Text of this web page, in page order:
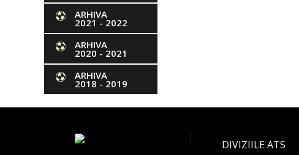
ARHIVA
2021 - 2022
ARHIVA
2020 - 2021
ARHIVA
2018 - 2019
DIVIZIILE ATS